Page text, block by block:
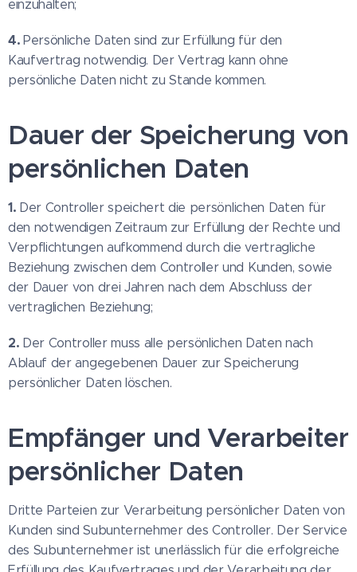
einzuhalten;
4.Persönliche Daten sind zur Erfüllung für den
Kaufvertrag notwendig. Der Vertrag kann ohne
persönliche Daten nicht zu Stande kommen.
Dauer der Speicherung von
persönlichen Daten
1. Der Controller speichert die persönlichen Daten für
den notwendigen Zeitraum zur Erfüllung der Rechte und
Verpflichtungen aufkommend durch die vertragliche
Beziehung zwischen dem Controller und Kunden, sowie
der Dauer von drei Jahren nach dem Abschluss der
vertraglichen Beziehung;
2. Der Controller muss alle persönlichen Daten nach
Ablauf der angegebenen Dauer zur Speicherung
persönlicher Daten löschen.
Empfänger und Verarbeiter
persönlicher Daten
Dritte Parteien zur Verarbeitung persönlicher Daten von
Kunden sind Subunternehmer des Controller. Der Service
des Subunternehmer ist unerlässlich für die erfolgreiche